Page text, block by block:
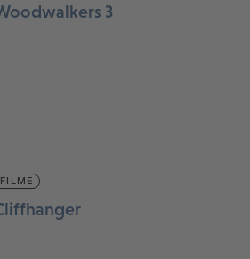
3
FILME